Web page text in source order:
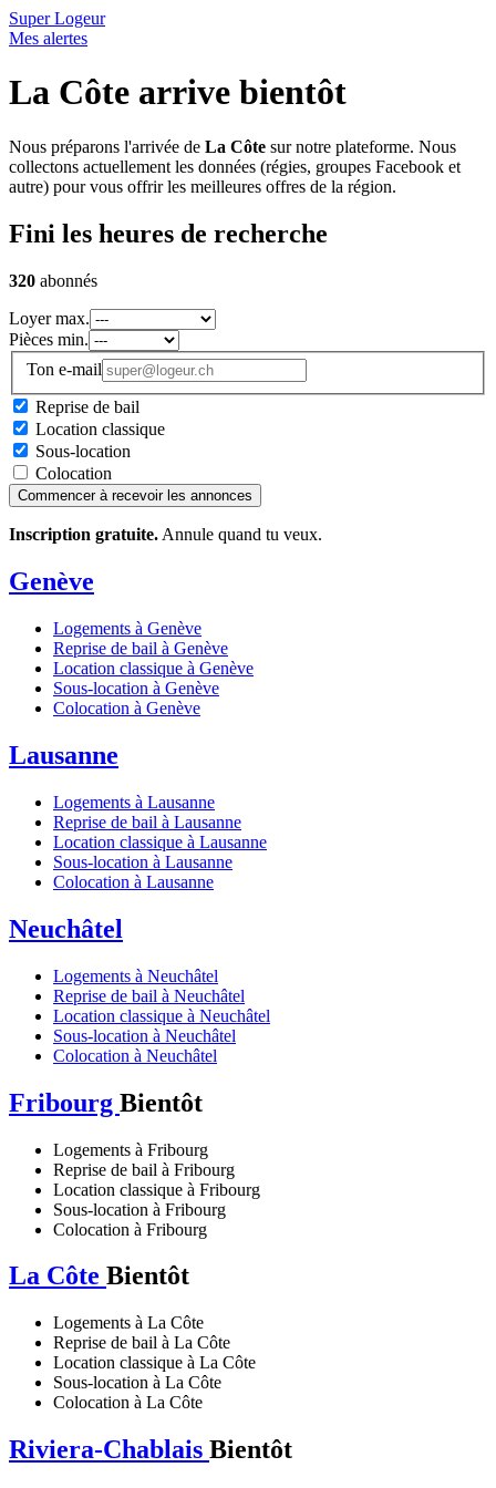
Super Logeur
Mes alertes
La Côte arrive bientôt
Nous préparons l'arrivée de La Côte sur notre plateforme. Nous
collectons actuellement les données (régies, groupes Facebook et
autre) pour vous offrir les meilleures offres de la région.
Fini les heures de recherche
320 abonnés
Loyer max.
Pièces min.
Ton e-mail
Reprise de bail
Location classique
Sous-location
Colocation
Commencer à recevoir les annonces
Inscription gratuite. Annule quand tu veux.
Genève
Logements à Genève
Reprise de bail à Genève
Location classique à Genève
Sous-location à Genève
Colocation à Genève
Lausanne
Logements à Lausanne
Reprise de bail à Lausanne
Location classique à Lausanne
Sous-location à Lausanne
Colocation à Lausanne
Neuchâtel
Logements à Neuchâtel
Reprise de bail à Neuchâtel
Location classique à Neuchâtel
Sous-location à Neuchâtel
Colocation à Neuchâtel
Fribourg Bientôt
Logements à Fribourg
Reprise de bail à Fribourg
Location classique à Fribourg
Sous-location à Fribourg
Colocation à Fribourg
La Côte Bientôt
Logements à La Côte
Reprise de bail à La Côte
Location classique à La Côte
Sous-location à La Côte
Colocation à La Côte
Riviera-Chablais Bientôt